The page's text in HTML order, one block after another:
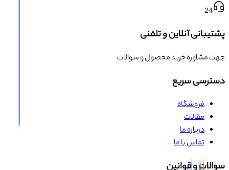
24
پشتیبانی آنلاین و تلفنی
جهت مشاوره خرید محصول و سوالات
دسترسی سریع
فروشگاه
مقالات
درباره ما
تماس با ما
سوالات و قوانین